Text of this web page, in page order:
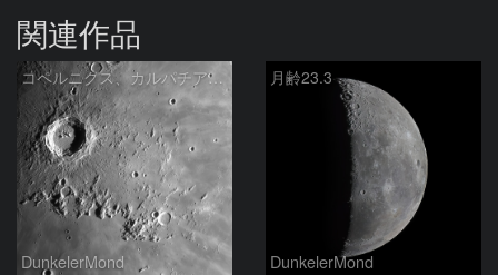
関連作品
コペルニクス、カルパチア山脈付近
DunkelerMond
月齢23.3
DunkelerMond